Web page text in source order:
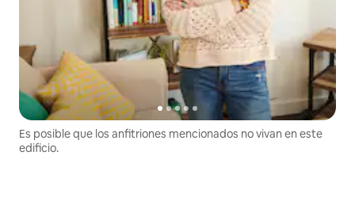
Es posible que los anfitriones mencionados no vivan en este
edificio.